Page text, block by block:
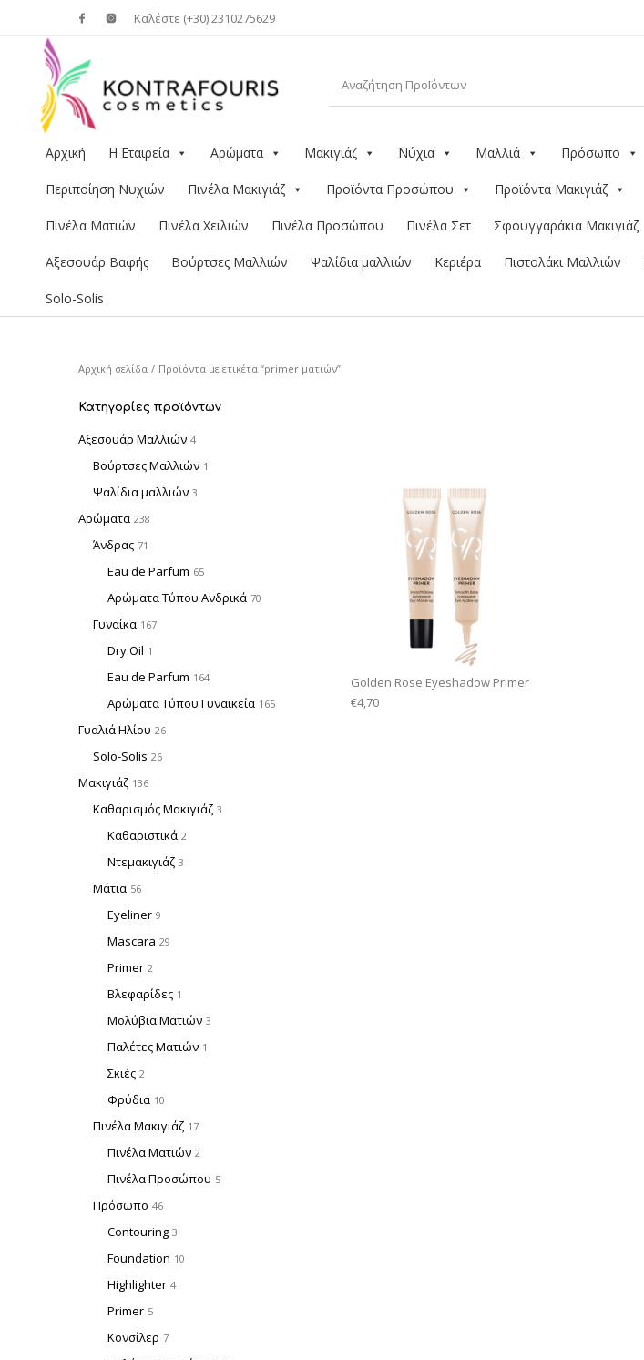
Καλέστε (+30) 2310275629
Αρχική Η Εταιρεία Αρώματα Μακιγιάζ Νύχια Μαλλιά Πρόσωπο
Περιποίηση Νυχιών Πινέλα Μακιγιάζ Προϊόντα Προσώπου Προϊόντα Μακιγιάζ
Πινέλα Ματιών Πινέλα Χειλιών Πινέλα Προσώπου Πινέλα Σετ Σφουγγαράκια Μακιγιάζ
Αξεσουάρ Βαφής Βούρτσες Μαλλιών Ψαλίδια μαλλιών Κεριέρα Πιστολάκι Μαλλιών
Solo-Solis
Αρχική σελίδα / Προϊόντα με ετικέτα “primer ματιών”
Κατηγορίες προϊόντων
Αξεσουάρ Μαλλιών 4
Βούρτσες Μαλλιών 1
Ψαλίδια μαλλιών 3
Αρώματα 238
Άνδρας 71
Eau de Parfum 65
Αρώματα Τύπου Ανδρικά 70
Γυναίκα 167
Dry Oil 1
Eau de Parfum 164
Αρώματα Τύπου Γυναικεία 165
Γυαλιά Ηλίου 26
Solo-Solis 26
Μακιγιάζ 136
Καθαρισμός Μακιγιάζ 3
Καθαριστικά 2
Ντεμακιγιάζ 3
Μάτια 56
Eyeliner 9
Mascara 29
Primer 2
Βλεφαρίδες 1
Μολύβια Ματιών 3
Παλέτες Ματιών 1
Σκιές 2
Φρύδια 10
Πινέλα Μακιγιάζ 17
Πινέλα Ματιών 2
Πινέλα Προσώπου 5
Πρόσωπο 46
Contouring 3
Foundation 10
Highlighter 4
Primer 5
Κονσίλερ 7
Golden Rose Eyeshadow Primer
€4,70